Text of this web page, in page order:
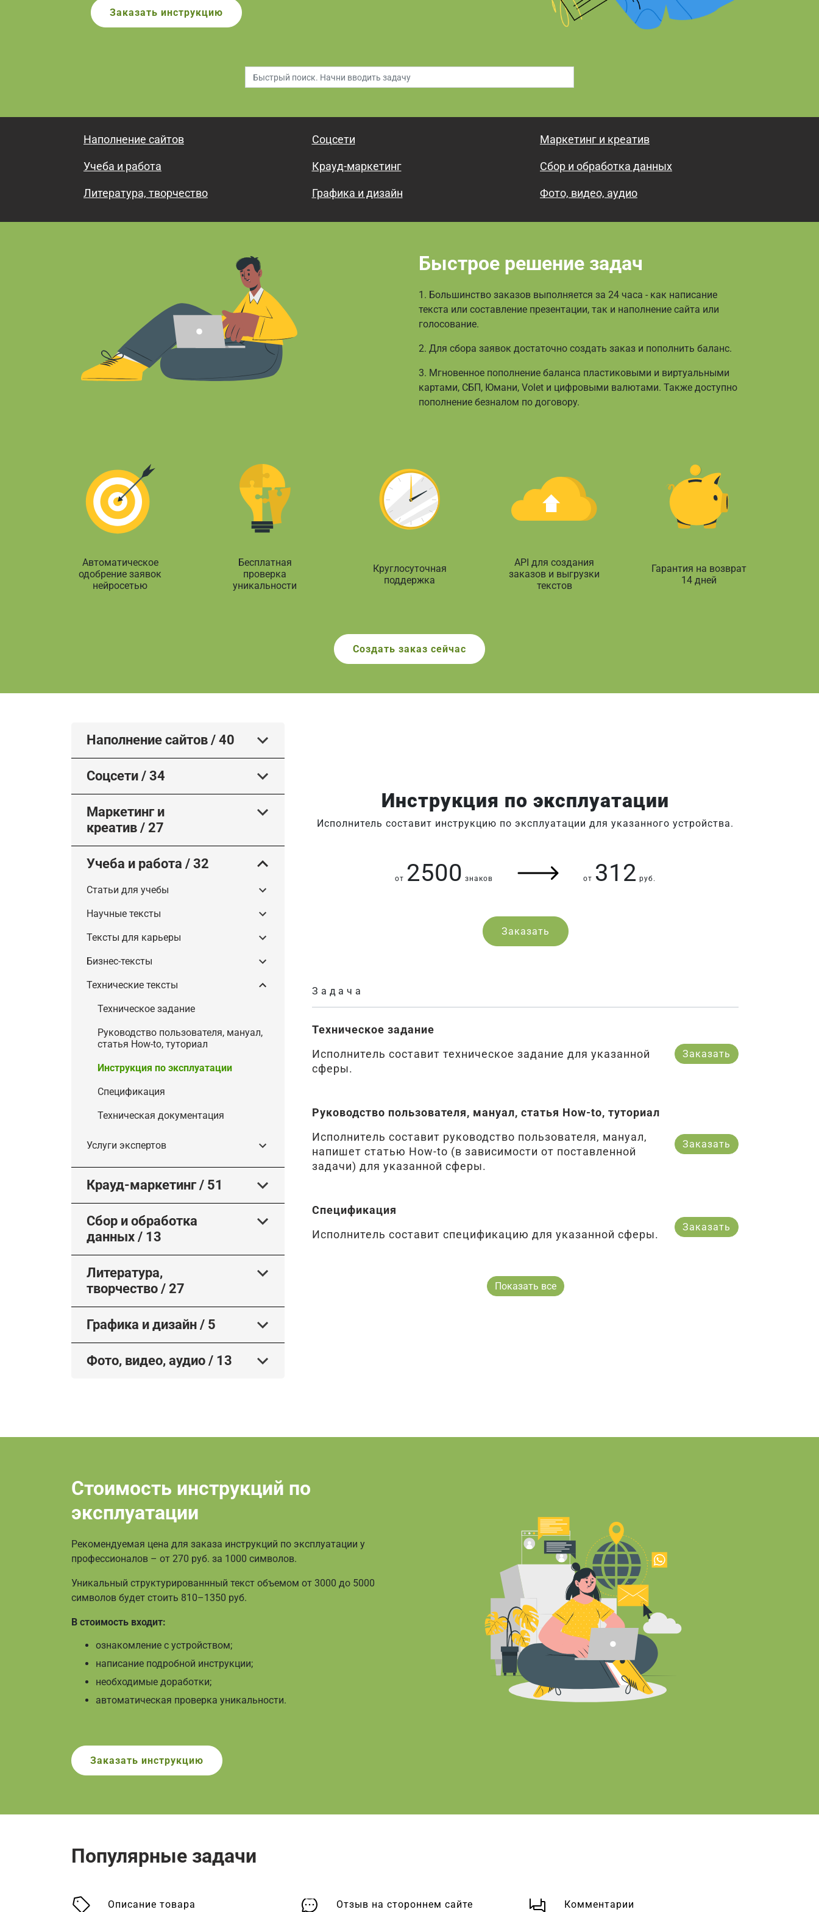
Заказать инструкцию
Наполнение сайтов Соцсети Маркетинг и креатив
Учеба и работа Крауд-маркетинг Сбор и обработка данных
Литература, творчество Графика и дизайн Фото, видео, аудио
Быстрое решение задач
1. Большинство заказов выполняется за 24 часа - как написание
текста или составление презентации, так и наполнение сайта или
голосование.
2. Для сбора заявок достаточно создать заказ и пополнить баланс.
3. Мгновенное пополнение баланса пластиковыми и виртуальными
картами, СБП, Юмани, Volet и цифровыми валютами. Также доступно
пополнение безналом по договору.
Автоматическое
одобрение заявок
нейросетью
Бесплатная
проверка
уникальности
Круглосуточная
поддержка
API для создания
заказов и выгрузки
текстов
Гарантия на возврат
14 дней
Создать заказ сейчас
Наполнение сайтов / 40
Соцсети / 34
Маркетинг и
креатив / 27
Учеба и работа / 32
Статьи для учебы
Научные тексты
Тексты для карьеры
Бизнес-тексты
Технические тексты
Техническое задание
Руководство пользователя, мануал,
статья How-to, туториал
Инструкция по эксплуатации
Спецификация
Техническая документация
Услуги экспертов
Крауд-маркетинг / 51
Сбор и обработка
данных / 13
Литература,
творчество / 27
Графика и дизайн / 5
Фото, видео, аудио / 13
Инструкция по эксплуатации
Исполнитель составит инструкцию по эксплуатации для указанного устройства.
от 2500 знаков от 312 руб.
Заказать
Задача
Техническое задание
Исполнитель составит техническое задание для указанной
сферы.
Заказать
Руководство пользователя, мануал, статья How-to, туториал
Исполнитель составит руководство пользователя, мануал,
напишет статью How-to (в зависимости от поставленной
задачи) для указанной сферы.
Заказать
Спецификация
Исполнитель составит спецификацию для указанной сферы.
Заказать
Показать все
Стоимость инструкций по
эксплуатации
Рекомендуемая цена для заказа инструкций по эксплуатации у
профессионалов – от 270 руб. за 1000 символов.
Уникальный структурированнный текст объемом от 3000 до 5000
символов будет стоить 810–1350 руб.
В стоимость входит:
ознакомление с устройством;
написание подробной инструкции;
необходимые доработки;
автоматическая проверка уникальности.
Заказать инструкцию
Популярные задачи
Описание товара Отзыв на стороннем сайте Комментарии